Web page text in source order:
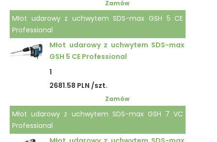
Zamów
Młot udarowy z uchwytem SDS-max GSH 5 CE
Professional
Młot udarowy z uchwytem SDS-max
GSH 5 CE Professional
1
2681.58 PLN /szt.
Zamów
Młot udarowy z uchwytem SDS-max GSH 7 VC
Professional